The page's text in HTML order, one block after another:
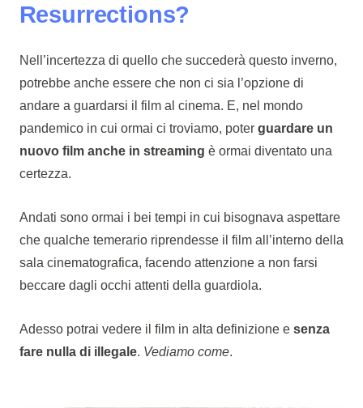
Resurrections?
Nell’incertezza di quello che succederà questo inverno,
potrebbe anche essere che non ci sia l’opzione di
andare a guardarsi il film al cinema. E, nel mondo
pandemico in cui ormai ci troviamo, poter guardare un
nuovo film anche in streaming è ormai diventato una
certezza.
Andati sono ormai i bei tempi in cui bisognava aspettare
che qualche temerario riprendesse il film all’interno della
sala cinematografica, facendo attenzione a non farsi
beccare dagli occhi attenti della guardiola.
Adesso potrai vedere il film in alta definizione e senza
fare nulla di illegale. Vediamo come.